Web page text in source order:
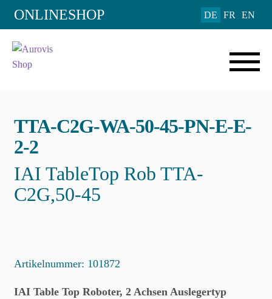
ONLINESHOP DE FR EN
TTA-C2G-WA-50-45-PN-E-E-
2-2
IAI TableTop Rob TTA-
C2G,50-45
Add to Wishlist
Artikelnummer: 101872
IAI Table Top Roboter, 2 Achsen Auslegertyp